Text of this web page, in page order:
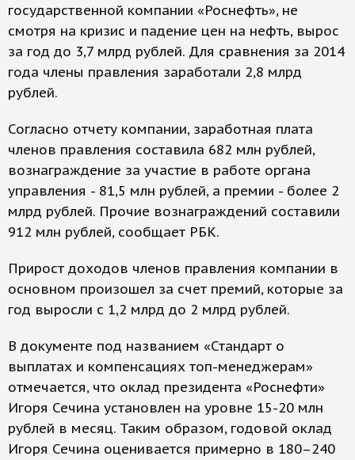
государственной компании «Роснефть», не
смотря на кризис и падение цен на нефть, вырос
за год до 3,7 млрд рублей. Для сравнения за 2014
года члены правления заработали 2,8 млрд
рублей.
Согласно отчету компании, заработная плата
членов правления составила 682 млн рублей,
вознаграждение за участие в работе органа
управления - 81,5 млн рублей, а премии - более 2
млрд рублей. Прочие вознаграждений составили
912 млн рублей, сообщает РБК.
Прирост доходов членов правления компании в
основном произошел за счет премий, которые за
год выросли с 1,2 млрд до 2 млрд рублей.
В документе под названием «Стандарт о
выплатах и компенсациях топ-менеджерам»
отмечается, что оклад президента «Роснефти»
Игоря Сечина установлен на уровне 15-20 млн
рублей в месяц. Таким образом, годовой оклад
Игоря Сечина оценивается примерно в 180–240